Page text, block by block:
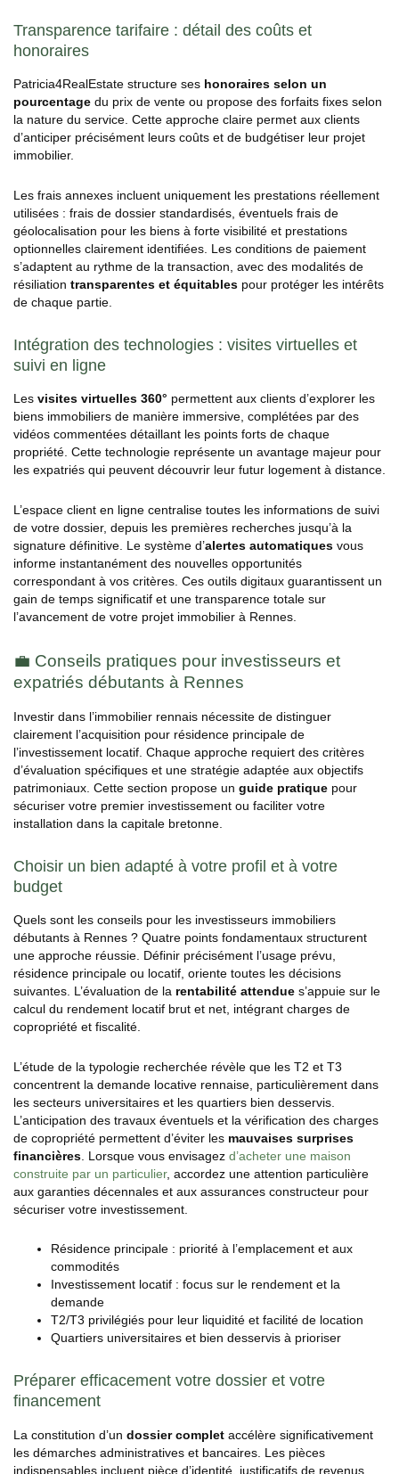
Transparence tarifaire : détail des coûts et
honoraires
Patricia4RealEstate structure ses honoraires selon un
pourcentage du prix de vente ou propose des forfaits fixes selon
la nature du service. Cette approche claire permet aux clients
d’anticiper précisément leurs coûts et de budgétiser leur projet
immobilier.
Les frais annexes incluent uniquement les prestations réellement
utilisées : frais de dossier standardisés, éventuels frais de
géolocalisation pour les biens à forte visibilité et prestations
optionnelles clairement identifiées. Les conditions de paiement
s’adaptent au rythme de la transaction, avec des modalités de
résiliation transparentes et équitables pour protéger les intérêts
de chaque partie.
Intégration des technologies : visites virtuelles et
suivi en ligne
Les visites virtuelles 360° permettent aux clients d’explorer les
biens immobiliers de manière immersive, complétées par des
vidéos commentées détaillant les points forts de chaque
propriété. Cette technologie représente un avantage majeur pour
les expatriés qui peuvent découvrir leur futur logement à distance.
L’espace client en ligne centralise toutes les informations de suivi
de votre dossier, depuis les premières recherches jusqu’à la
signature définitive. Le système d’alertes automatiques vous
informe instantanément des nouvelles opportunités
correspondant à vos critères. Ces outils digitaux guarantissent un
gain de temps significatif et une transparence totale sur
l’avancement de votre projet immobilier à Rennes.
💼 Conseils pratiques pour investisseurs et
expatriés débutants à Rennes
Investir dans l’immobilier rennais nécessite de distinguer
clairement l’acquisition pour résidence principale de
l’investissement locatif. Chaque approche requiert des critères
d’évaluation spécifiques et une stratégie adaptée aux objectifs
patrimoniaux. Cette section propose un guide pratique pour
sécuriser votre premier investissement ou faciliter votre
installation dans la capitale bretonne.
Choisir un bien adapté à votre profil et à votre
budget
Quels sont les conseils pour les investisseurs immobiliers
débutants à Rennes ? Quatre points fondamentaux structurent
une approche réussie. Définir précisément l’usage prévu,
résidence principale ou locatif, oriente toutes les décisions
suivantes. L’évaluation de la rentabilité attendue s’appuie sur le
calcul du rendement locatif brut et net, intégrant charges de
copropriété et fiscalité.
L’étude de la typologie recherchée révèle que les T2 et T3
concentrent la demande locative rennaise, particulièrement dans
les secteurs universitaires et les quartiers bien desservis.
L’anticipation des travaux éventuels et la vérification des charges
de copropriété permettent d’éviter les mauvaises surprises
financières . Lorsque vous envisagez d’acheter une maison
construite par un particulier, accordez une attention particulière
aux garanties décennales et aux assurances constructeur pour
sécuriser votre investissement.
Résidence principale : priorité à l’emplacement et aux
commodités
Investissement locatif : focus sur le rendement et la
demande
T2/T3 privilégiés pour leur liquidité et facilité de location
Quartiers universitaires et bien desservis à prioriser
Préparer efficacement votre dossier et votre
financement
La constitution d’un dossier complet accélère significativement
les démarches administratives et bancaires. Les pièces
indispensables incluent pièce d’identité, justificatifs de revenus